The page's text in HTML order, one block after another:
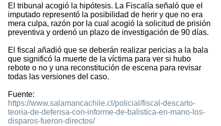
El tribunal acogió la hipótesis. La Fiscalía señaló que el
imputado representó la posibilidad de herir y que no era
mera culpa, razón por la cual acogió la solicitud de prisión
preventiva y ordenó un plazo de investigación de 90 días.
El fiscal añadió que se deberán realizar pericias a la bala
que significó la muerte de la víctima para ver si hubo
rebote o no y una reconstitución de escena para revisar
todas las versiones del caso.
Fuente:
https://www.salamancachile.cl/policial/fiscal-descarto-
teoria-de-defensa-con-informe-de-balistica-en-mano-los-
disparos-fueron-directos/